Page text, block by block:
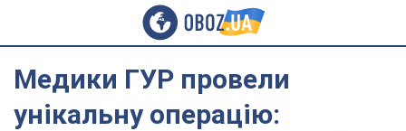
Медики ГУР провели
унікальну операцію: